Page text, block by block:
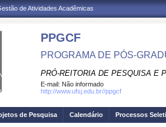
de Atividades Acadêmicas
PPGCF
PROGRAMA DE PÓS-
PRÓ-REITORIA DE PESQUISA E
E-mail: Não informado
http://www.ufsj.edu.br//ppgcf
de Pesquisa Calendário Processos